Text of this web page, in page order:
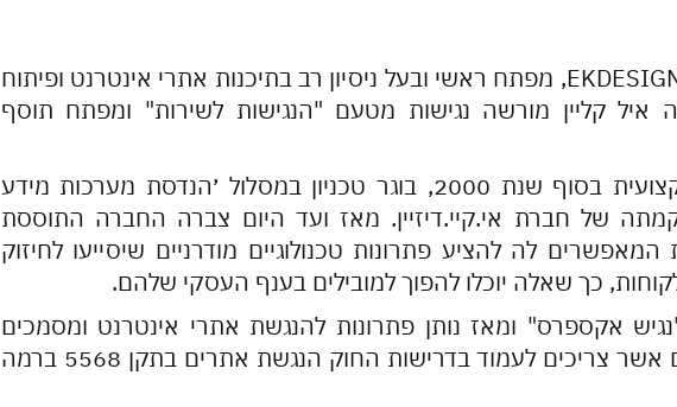
אייל קליין, הבעלים של חברת EKDESIGN, מפתח ראשי ובעל ניסיון רב בתיכנות אתרי אינטרנט ופיתוח
איל קליין מורשה נגישות מטעם "הנגישות לשירות" ומפתח תוסף
אייל קליין החל את דרכו המקצועית בסוף שנת 2000, בוגר טכניון במסלול ׳הנדסת מערכות מידע
של חברת אי.קיי.דיזיין. מאז ועד היום צברה החברה התוססת
המאפשרים לה להציע פתרונות טכנולוגיים מודרניים שיסייעו לחיזוק
כך שאלה יוכלו להפוך למובילים בענף העסקי שלהם.
את "נגיש אקספרס" ומאז נותן פתרונות להנגשת אתרי אינטרנט ומסמכים
לבעלי עסקים, חברות וארגונים אשר צריכים לעמוד בדרישות החוק הנגשת אתרים בתקן 5568 ברמה